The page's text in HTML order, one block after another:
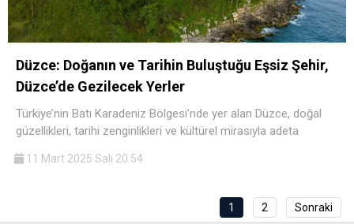
Düzce: Doğanın ve Tarihin Buluştuğu Eşsiz Şehir,
Düzce’de Gezilecek Yerler
Türkiye’nin Batı Karadeniz Bölgesi’nde yer alan Düzce, doğal
güzellikleri, tarihi zenginlikleri ve kültürel mirasıyla adeta
11 Mart 2025 Salı 20:54
1 2 Sonraki